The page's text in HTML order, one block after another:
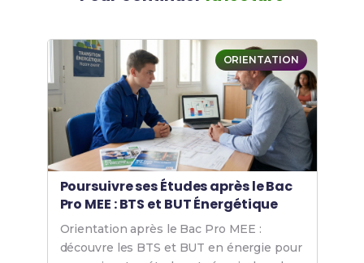
ORIENTATION
Poursuivre ses Études après le Bac
Pro MEE : BTS et BUT Énergétique
Orientation après le Bac Pro MEE :
découvre les BTS et BUT en énergie pour